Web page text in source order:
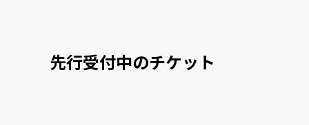
先行受付中のチケット